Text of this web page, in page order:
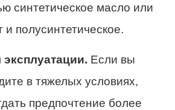
синтетическое масло или
и полусинтетическое.
Если вы
в тяжелых условиях,
предпочтение более